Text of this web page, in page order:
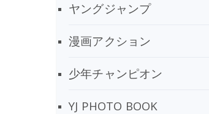
ヤングジャンプ
漫画アクション
少年チャンピオン
YJ PHOTO BOOK